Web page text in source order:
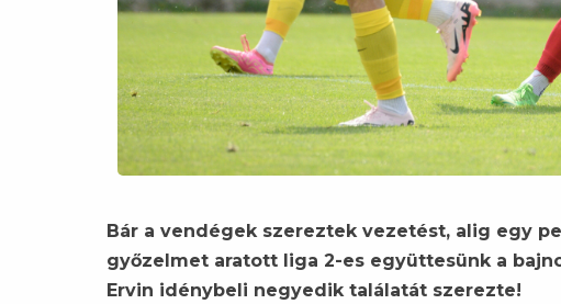
Bár a vendégek szereztek vezetést, alig egy
győzelmet aratott liga 2-es együttesünk a
Ervin idénybeli negyedik találatát szerezte!